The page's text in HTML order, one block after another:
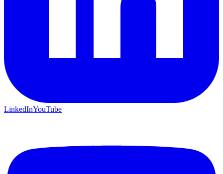
LinkedInYouTube